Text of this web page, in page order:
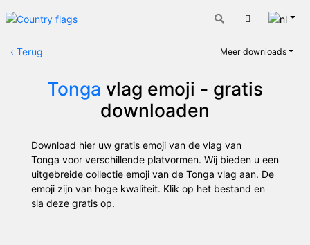
Winkelwagen
‹ Terug Meer downloads
Tonga vlag emoji - gratis
downloaden
Download hier uw gratis emoji van de vlag van
Tonga voor verschillende platvormen. Wij bieden u een
uitgebreide collectie emoji van de Tonga vlag aan. De
emoji zijn van hoge kwaliteit. Klik op het bestand en
sla deze gratis op.